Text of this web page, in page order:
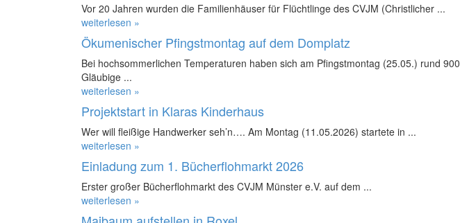
Vor 20 Jahren wurden die Familienhäuser für Flüchtlinge des CVJM (Christlicher ...
weiterlesen »
Ökumenischer Pfingstmontag auf dem Domplatz
Bei hochsommerlichen Temperaturen haben sich am Pfingstmontag (25.05.) rund 900
Gläubige ...
weiterlesen »
Projektstart in Klaras Kinderhaus
Wer will fleißige Handwerker seh’n…. Am Montag (11.05.2026) startete in ...
weiterlesen »
Einladung zum 1. Bücherflohmarkt 2026
Erster großer Bücherflohmarkt des CVJM Münster e.V. auf dem ...
weiterlesen »